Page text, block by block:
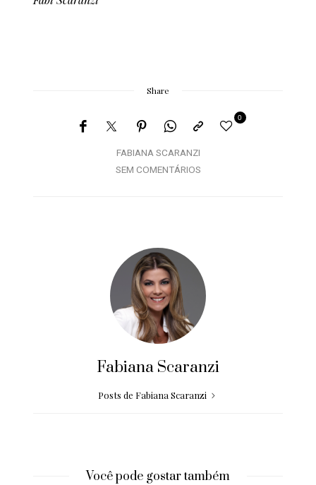
Share
FABIANA SCARANZI
0
SEM COMENTÁRIOS
Fabiana Scaranzi
Posts de Fabiana Scaranzi
Você pode gostar também